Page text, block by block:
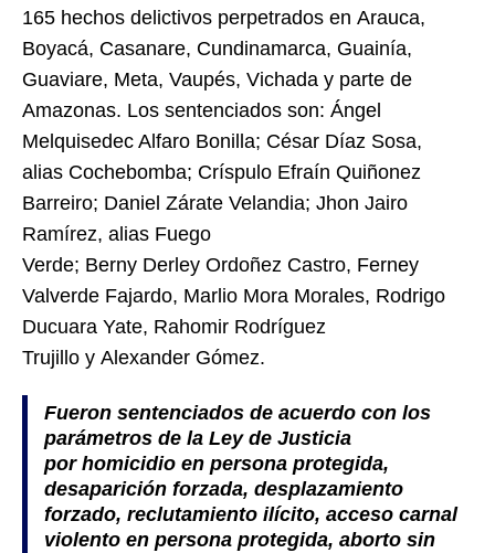
165 hechos delictivos perpetrados en Arauca,
Boyacá, Casanare, Cundinamarca, Guainía,
Guaviare, Meta, Vaupés, Vichada y parte de
Amazonas. Los sentenciados son: Ángel
Melquisedec Alfaro Bonilla; César Díaz Sosa,
alias Cochebomba; Críspulo Efraín Quiñonez
Barreiro; Daniel Zárate Velandia; Jhon Jairo
Ramírez, alias Fuego
Verde; Berny Derley Ordoñez Castro, Ferney
Valverde Fajardo, Marlio Mora Morales, Rodrigo
Ducuara Yate, Rahomir Rodríguez
Trujillo y Alexander Gómez.
Fueron sentenciados de acuerdo con los
parámetros de la Ley de Justicia
por homicidio en persona protegida,
desaparición forzada, desplazamiento
forzado, reclutamiento ilícito, acceso carnal
violento en persona protegida, aborto sin